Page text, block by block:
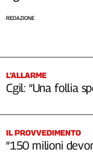
REDAZIONE
L’ALLARME
Cgil: “Una follia
IL PROVVEDIMENTO
“150 milioni